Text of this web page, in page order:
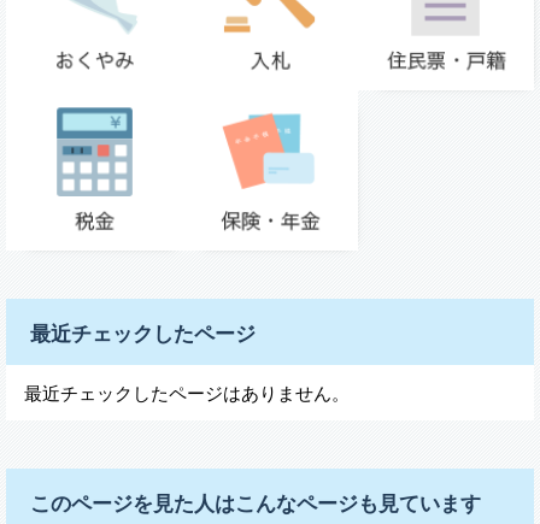
最近チェックしたページ
最近チェックしたページはありません。
このページを見た人はこんなページも見ています